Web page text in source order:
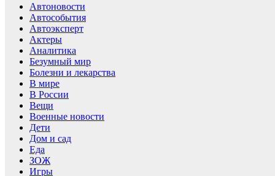
Автоновости
Автособытия
Автоэксперт
Актеры
Аналитика
Безумный мир
Болезни и лекарства
В мире
В России
Вещи
Военные новости
Дети
Дом и сад
Еда
ЗОЖ
Игры